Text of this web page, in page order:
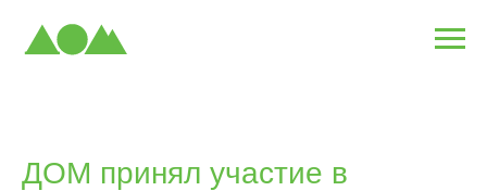
ДОМ принял участие в